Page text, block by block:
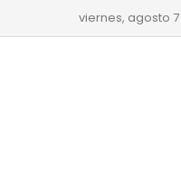
viernes, agosto 7